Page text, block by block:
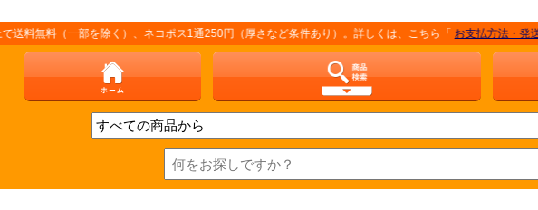
部を除く）、ネコポス1通250円（厚さなど条件あり）。詳しくは、こちら「お支払方法・発送方法・送料